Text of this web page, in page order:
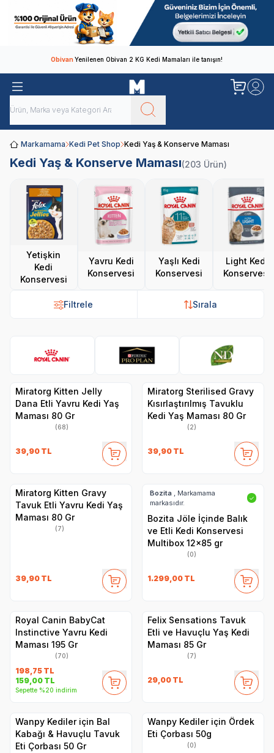
ObivanYenilenen Obivan 2 KG Kedi Mamaları ile tanışın!
Markamama Kedi Pet Shop Kedi Yaş & Konserve Maması
Kedi Yaş & Konserve Maması(203 Ürün)
Yetişkin
Kedi
Konservesi
Yavru Kedi
Konservesi
Yaşlı Kedi
Konservesi
Light Kedi
Konservesi
Filtrele Sırala
Miratorg Kitten Jelly
Dana Etli Yavru Kedi Yaş
Maması 80 Gr
(68)
39,90 TL
Miratorg Sterilised Gravy
Kısırlaştırılmış Tavuklu
Kedi Yaş Maması 80 Gr
(2)
39,90 TL
Miratorg Kitten Gravy
Tavuk Etli Yavru Kedi Yaş
Maması 80 Gr
(7)
39,90 TL
Bozita , Markamama
markasıdır.
✓
Bozita Jöle İçinde Balık
ve Etli Kedi Konservesi
Multibox 12x85 gr
(0)
1.299,00 TL
Royal Canin BabyCat
Instinctive Yavru Kedi
Maması 195 Gr
(70)
198,75 TL
159,00 TL
Sepette %20 indirim
Felix Sensations Tavuk
Etli ve Havuçlu Yaş Kedi
Maması 85 Gr
(7)
29,00 TL
Wanpy Kediler için Bal
Kabağı & Havuçlu Tavuk
Eti Çorbası 50 Gr
Wanpy Kediler için Ördek
Eti Çorbası 50g
(0)